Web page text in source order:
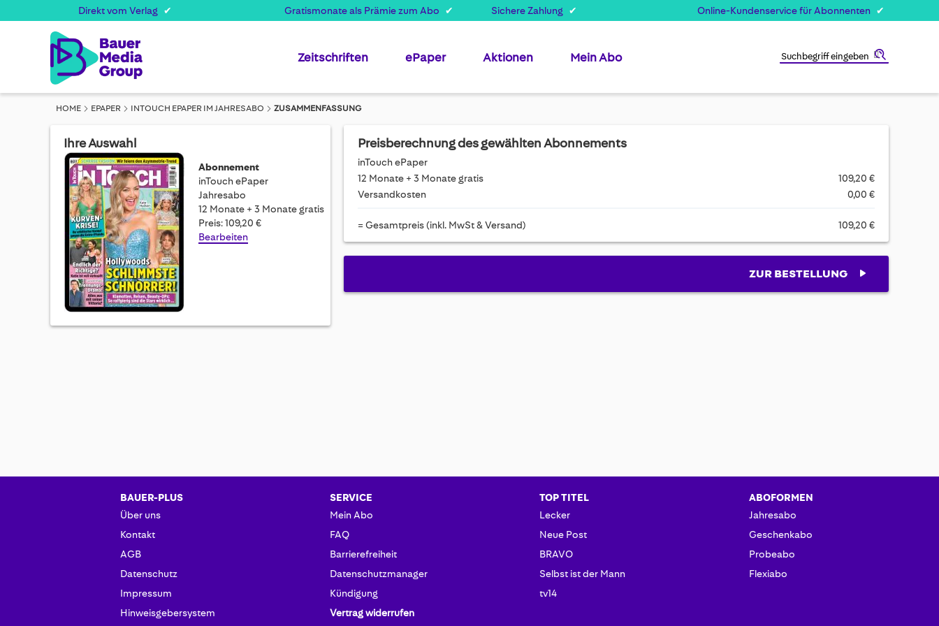
Direkt vom Verlag Gratismonate als Prämie zum Abo Sichere Zahlung Online-Kundenservice für Abonnenten
Zeitschriften ePaper Aktionen Mein Abo
HOME EPAPER INTOUCH EPAPER IM JAHRESABO ZUSAMMENFASSUNG
Ihre Auswahl
Abonnement
inTouch ePaper
Jahresabo
12 Monate + 3 Monate gratis
Preis: 109,20 €
Bearbeiten
Preisberechnung des gewählten Abonnements
inTouch ePaper
12 Monate + 3 Monate gratis
109,20 €
Versandkosten
0,00 €
= Gesamtpreis (inkl. MwSt & Versand) 109,20 €
ZUR BESTELLUNG
BAUER-PLUS
Über uns
Kontakt
AGB
Datenschutz
Impressum
Hinweisgebersystem
SERVICE
Mein Abo
FAQ
Barrierefreiheit
Datenschutzmanager
Kündigung
Vertrag widerrufen
TOP TITEL
Lecker
Neue Post
BRAVO
Selbst ist der Mann
tv14
ABOFORMEN
Jahresabo
Geschenkabo
Probeabo
Flexiabo